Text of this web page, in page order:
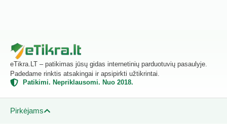
eTikra.LT – patikimas jūsų gidas internetinių parduotuvių pasaulyje.
Padedame rinktis atsakingai ir apsipirkti užtikrintai.
Patikimi. Nepriklausomi. Nuo 2018.
Pirkėjams